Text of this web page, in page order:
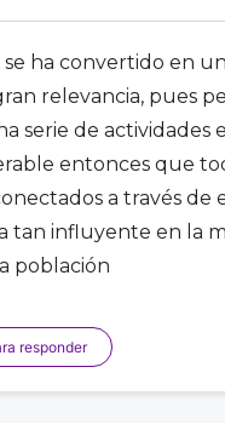
se ha convertido en
relevancia, pues
serie de actividades
entonces que
a través de
tan influyente en la
población
responder